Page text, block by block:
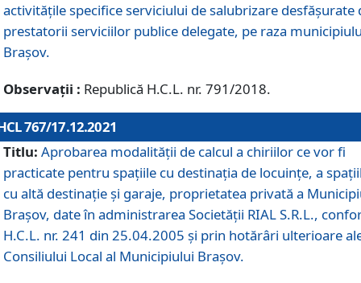
activităţile specifice serviciului de salubrizare desfăşurate
prestatorii serviciilor publice delegate, pe raza
Braşov.
Observații : Republică H.C.L. nr. 791/2018.
767/17.12.2021
Titlu: Aprobarea modalității de calcul a chiriilor ce vor fi
practicate pentru spaţiile cu destinaţia de locuinţe, a
cu altă destinaţie şi garaje, proprietatea privată a
Braşov, date în administrarea Societăţii RIAL S.R.L.,
H.C.L. nr. 241 din 25.04.2005 și prin hotărâri ulterioare
Consiliului Local al Municipiului Braşov.